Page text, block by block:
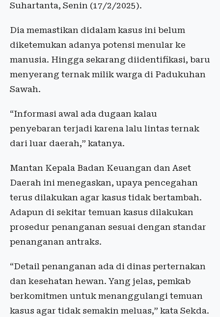
Suhartanta, Senin (17/2/2025).
Dia memastikan didalam kasus ini belum
diketemukan adanya potensi menular ke
manusia. Hingga sekarang diidentifikasi, baru
menyerang ternak milik warga di Padukuhan
Sawah.
“Informasi awal ada dugaan kalau
penyebaran terjadi karena lalu lintas ternak
dari luar daerah,” katanya.
Mantan Kepala Badan Keuangan dan Aset
Daerah ini menegaskan, upaya pencegahan
terus dilakukan agar kasus tidak bertambah.
Adapun di sekitar temuan kasus dilakukan
prosedur penanganan sesuai dengan standar
penanganan antraks.
“Detail penanganan ada di dinas perternakan
dan kesehatan hewan. Yang jelas, pemkab
berkomitmen untuk menanggulangi temuan
kasus agar tidak semakin meluas,” kata Sekda.